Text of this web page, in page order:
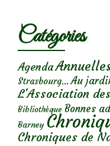
Catégories
Agenda
Strasbourg... Au
L'Association
Bibliothèque Bonnes
Barney
Chroniques de